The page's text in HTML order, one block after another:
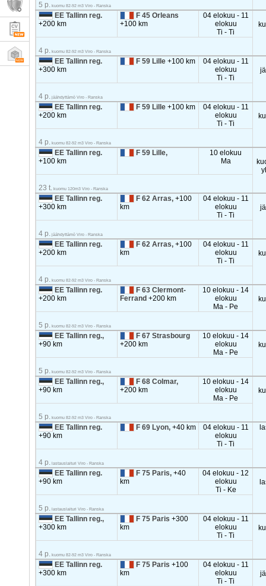
5 p. kuomu 82-92 m3 Viro - Ranska
EE Tallinn reg.
+200 km
F 45 Orleans
+100 km
04 elokuu - 11
elokuu
Ti - Ti
4 p. kuomu 82-92 m3 Viro - Ranska
EE Tallinn reg.
+300 km
F 59 Lille+100 km
04 elokuu - 11
elokuu
Ti - Ti
4 p. jäähdyttämö Viro - Ranska
EE Tallinn reg.
+200 km
F 59 Lille+100 km
04 elokuu - 11
elokuu
Ti - Ti
4 p. kuomu 82-92 m3 Viro - Ranska
EE Tallinn reg.
+100 km
F 59 Lille,
10 elokuu
Ma
23 t. kuomu 120m3 Viro - Ranska
EE Tallinn reg.
+300 km
F 62 Arras,+100
km
04 elokuu - 11
elokuu
Ti - Ti
4 p. jäähdyttämö Viro - Ranska
EE Tallinn reg.
+200 km
F 62 Arras,+100
km
04 elokuu - 11
elokuu
Ti - Ti
4 p. kuomu 82-92 m3 Viro - Ranska
EE Tallinn reg.
+200 km
F 63 Clermont-
Ferrand+200 km
10 elokuu - 14
elokuu
Ma - Pe
5 p. kuomu 82-92 m3 Viro - Ranska
EE Tallinn reg.,
+90 km
F 67 Strasbourg
+200 km
10 elokuu - 14
elokuu
Ma - Pe
5 p. kuomu 82-92 m3 Viro - Ranska
EE Tallinn reg.,
+90 km
F 68 Colmar,
+200 km
10 elokuu - 14
elokuu
Ma - Pe
5 p. kuomu 82-92 m3 Viro - Ranska
EE Tallinn reg.
+90 km
F 69 Lyon,+40 km
04 elokuu - 11
elokuu
Ti - Ti
4 p. lastauslaituri Viro - Ranska
EE Tallinn reg.
+90 km
F 75 Paris,+40
km
04 elokuu - 12
elokuu
Ti - Ke
5 p. lastauslaituri Viro - Ranska
EE Tallinn reg.,
+300 km
F 75 Paris+300
km
04 elokuu - 11
elokuu
Ti - Ti
4 p. kuomu 82-92 m3 Viro - Ranska
EE Tallinn reg.
+300 km
F 75 Paris+100
km
04 elokuu - 11
elokuu
Ti - Ti